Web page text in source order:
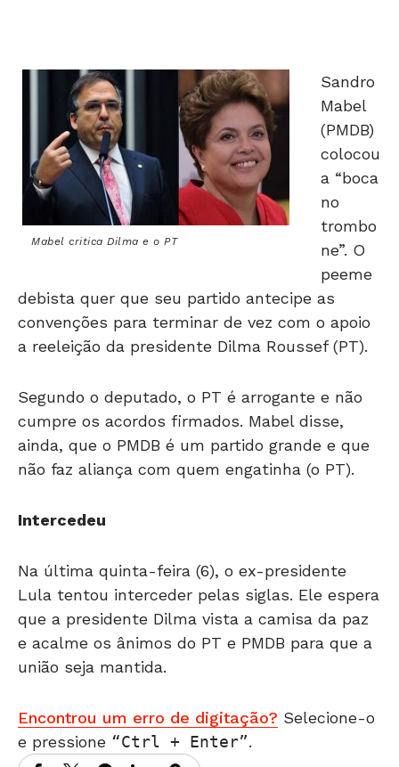
Mabel critica Dilma e o PT
Mabel
(PMDB)
colocou
a “boca
no
trombo
ne”. O
peeme
debista quer que seu partido antecipe as
convenções para terminar de vez com o apoio
a reeleição da presidente Dilma Roussef (PT).
cumpre os acordos firmados. Mabel disse,
ainda, que o PMDB é um partido grande e que
não faz aliança com quem engatinha (o PT).
Lula tentou interceder pelas siglas. Ele espera
que a presidente Dilma vista a camisa da paz
e acalme os ânimos do PT e PMDB para que a
união seja mantida.
e pressione Ctrl + Enter .